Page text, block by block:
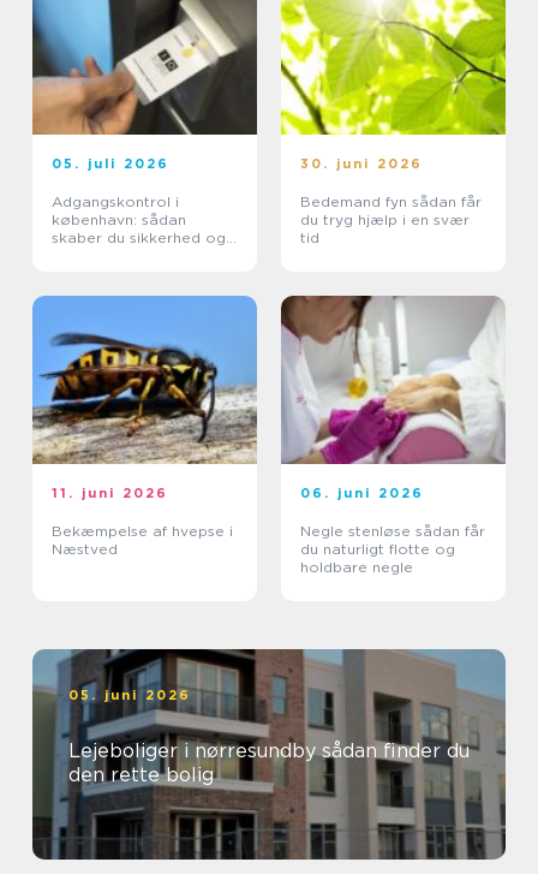
05. juli 2026
Adgangskontrol i
københavn: sådan
skaber du sikkerhed og
30. juni 2026
Bedemand fyn sådan får
du tryg hjælp i en svær
tid
11. juni 2026
Bekæmpelse af hvepse i
Næstved
06. juni 2026
Negle stenløse sådan får
du naturligt flotte og
holdbare negle
05. juni 2026
Lejeboliger i nørresundby sådan finder du
den rette bolig